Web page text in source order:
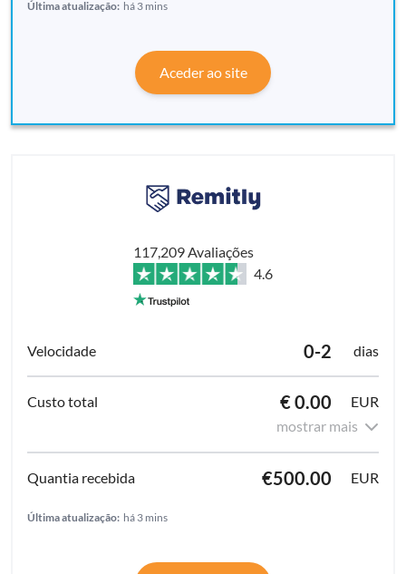
Última atualização: há 3 mins
Aceder ao site
117,209 Avaliações
4.6
0-2 dias
€ 0.00
EUR
mostrar mais
€500.00 EUR
Última atualização: há 3 mins